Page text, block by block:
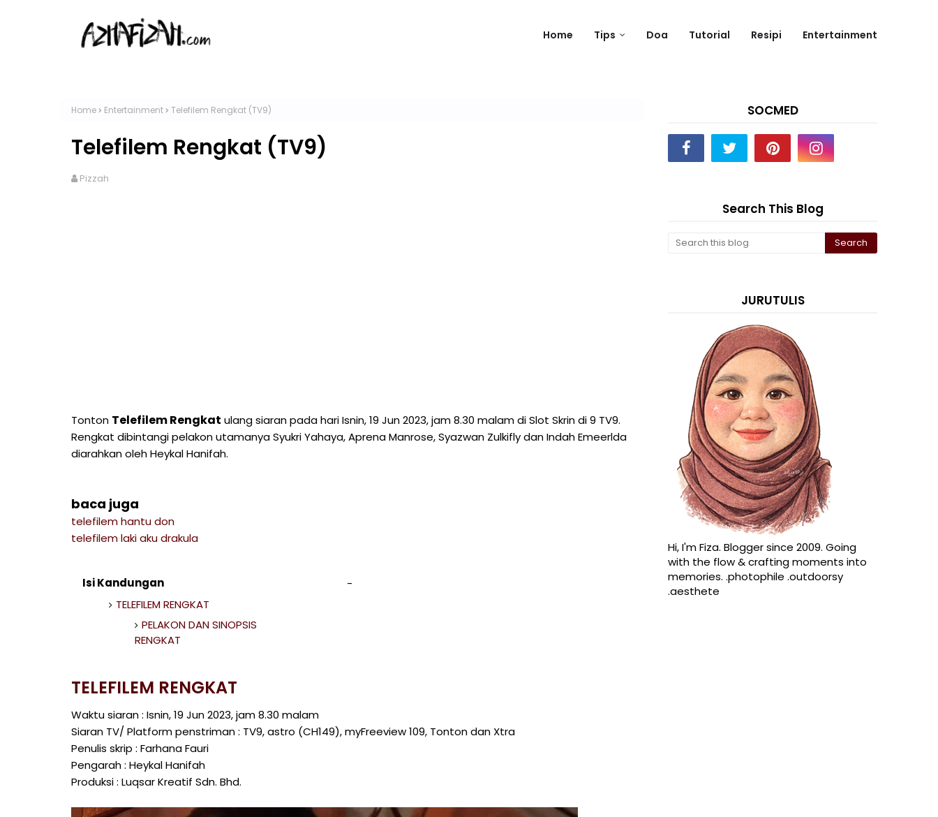
Home Tips Doa Tutorial Resipi Entertainment
Home Entertainment Telefilem Rengkat (TV9)
Telefilem Rengkat (TV9)
Pizzah
Tonton Telefilem Rengkat ulang siaran pada hari Isnin, 19 Jun 2023, jam 8.30 malam di Slot Skrin di 9 TV9.
Rengkat dibintangi pelakon utamanya Syukri Yahaya, Aprena Manrose, Syazwan Zulkifly dan Indah Emeerlda
diarahkan oleh Heykal Hanifah.
baca juga
telefilem hantu don
telefilem laki aku drakula
Isi Kandungan
TELEFILEM RENGKAT
PELAKON DAN SINOPSIS
RENGKAT
TELEFILEM RENGKAT
Waktu siaran : Isnin, 19 Jun 2023, jam 8.30 malam
Siaran TV/ Platform penstriman : TV9, astro (CH149), myFreeview 109, Tonton dan Xtra
Penulis skrip : Farhana Fauri
Pengarah : Heykal Hanifah
Produksi : Luqsar Kreatif Sdn. Bhd.
SOCMED
Search This Blog
JURUTULIS
Hi, I'm Fiza. Blogger since 2009. Going
with the flow & crafting moments into
memories. .photophile .outdoorsy
.aesthete